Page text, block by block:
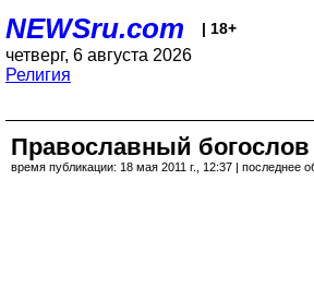
NEWSru.com | 18+
четверг, 6 августа 2026
Религия
Православный богослов
время публикации: 18 мая 2011 г., 12:37 | последнее